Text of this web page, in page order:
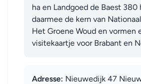
ha en Landgoed de Baest 380
daarmee de kern van
Het Groene Woud en vormen
visitekaartje voor Brabant en
Adresse: Nieuwedijk 47